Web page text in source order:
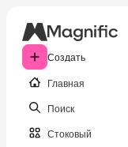
Создать
Главная
Поиск
Стоковый